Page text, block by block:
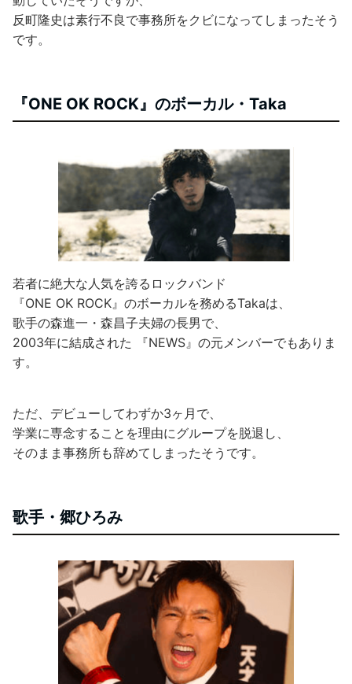
反町隆史は素行不良で事務所をクビになってしまったそう
です。
『ONE OK ROCK』のボーカル・Taka
若者に絶大な人気を誇るロックバンド
『ONE OK ROCK』のボーカルを務めるTakaは、
歌手の森進一・森昌子夫婦の長男で、
2003年に結成された 『NEWS』の元メンバーでもありま
す。
ただ、デビューしてわずか3ヶ月で、
学業に専念することを理由にグループを脱退し、
そのまま事務所も辞めてしまったそうです。
歌手・郷ひろみ